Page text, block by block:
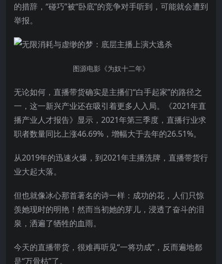
的措辞，“碰巧”被“卧底”的竞争对手听到，可能就会遭到
举报。
图源电影《为奴十二年》
无论如何，直播带货确实是主播们“白手起家”的路径之
一，这一新兴产业还在吸引着更多人入局。《2021年直
播产业人才报告》显示，2021年第三季度，直播行业求
职者数量同比上涨46.69%，增幅大于去年的26.51%。
从2019年的迅速火爆，到2021年主播洗牌，直播带货行
业大起大落。
但也就像冰心那首著名的诗一样：成功的花，人们只惊
羡她现时的明艳！然而当初她的芽儿，浸透了奋斗的泪
泉，洒遍了牺牲的血雨。
今天的直播带货，很难再听见“一将功成”，反而遍地都
是“万骨枯”了。